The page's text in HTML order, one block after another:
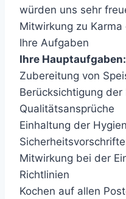
würden uns sehr
Mitwirkung zu
Ihre Aufgaben
Ihre Hauptaufgaben:
Zubereitung von
Berücksichtigung der
Qualitätsansprüche
Einhaltung der
Mitwirkung bei der
Richtlinien
Kochen auf allen